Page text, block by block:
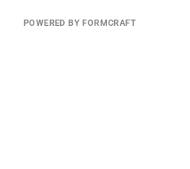
POWERED BY FORMCRAFT